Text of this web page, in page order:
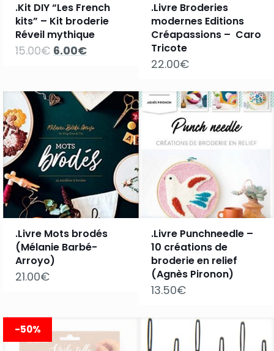
.Kit DIY “Les French
kits” – Kit broderie
Réveil mythique
15.00€ Le
15.00€.
6.00€Le
6.00€.
.Livre Broderies
modernes Editions
Créapassions – Caro
Tricote
22.00€
.Livre Mots brodés
(Mélanie Barbé-
Arroyo)
21.00€
.Livre Punchneedle –
10 créations de
broderie en relief
(Agnès Pironon)
13.50€
-50%